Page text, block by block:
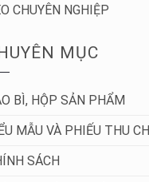
CHUYÊN NGHIỆP
MỤC
BÌ, HỘP SẢN PHẨM
MẪU VÀ PHIẾU THU CHI
SÁCH